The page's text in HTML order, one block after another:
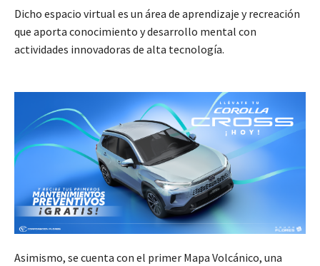
Dicho espacio virtual es un área de aprendizaje y recreación
que aporta conocimiento y desarrollo mental con
actividades innovadoras de alta tecnología.
Asimismo, se cuenta con el primer Mapa Volcánico, una